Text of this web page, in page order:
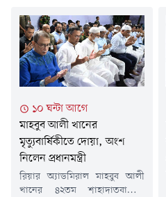
১০ ঘন্টা আগে
মাহবুব আলী খানের
মৃত্যুবার্ষিকীতে দোয়া, অংশ
নিলেন প্রধানমন্ত্রী
রিয়ার অ্যাডমিরাল মাহবুব আলী
খানের ৪২তম শাহাদাতবার্ষিকী